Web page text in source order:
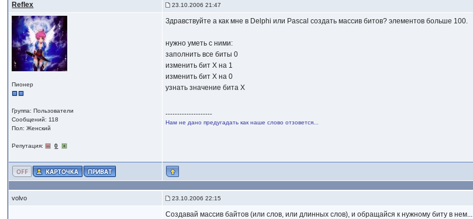
Reflex 23.10.2006 21:47
Пионер
Группа: Пользователи
Сообщений: 118
Пол: Женский
Репутация: 0
Здравствуйте а как мне в Delphi или Pascal создать массив битов? элементов больше 100.
нужно уметь с ними:
заполнить все биты 0
изменить бит X на 1
изменить бит X на 0
узнать значение бита X
--------------------
Нам не дано предугадать как наше слово отзовется...
volvo 23.10.2006 22:15
Создавай массив байтов (или слов, или длинных слов), и обращайся к нужному биту в нем...